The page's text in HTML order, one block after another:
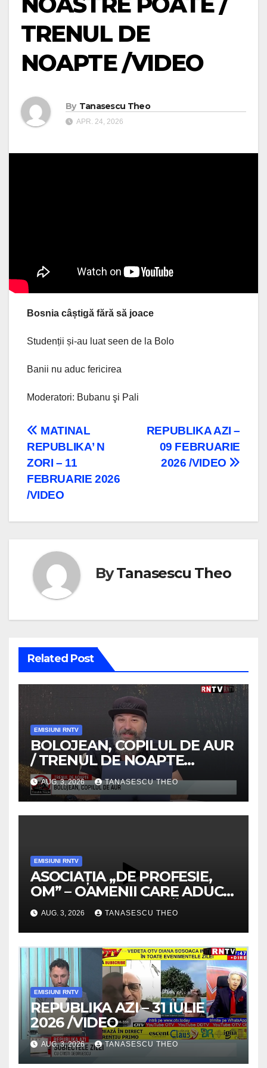
TRENUL DE
NOAPTE /VIDEO
By Tanasescu Theo
APR. 24, 2026
Bosnia câștigă fără să joace
Studenții și-au luat seen de la Bolo
Banii nu aduc fericirea
Moderatori: Bubanu şi Pali
Navigare
în
articole
REPUBLIKA AZI –
09 FEBRUARIE
2026 /VIDEO
MATINAL
REPUBLIKA’ N
ZORI – 11
FEBRUARIE 2026
/VIDEO
ByTanasescu Theo
Related Post
EMISIUNI RNTV
BOLOJEAN, COPILUL DE AUR
/ TRENUL DE NOAPTE
/VIDEO
AUG. 3, 2026 TANASESCU THEO
EMISIUNI RNTV
ASOCIAȚIA „DE PROFESIE,
OM” – OAMENII CARE ADUC
VALOARE COMUNITĂȚII /
SECRETELE SUCCESULUI
/VIDEO
AUG. 3, 2026 TANASESCU THEO
EMISIUNI RNTV
REPUBLIKA AZI – 31 IULIE
2026 /VIDEO
AUG. 3, 2026 TANASESCU THEO